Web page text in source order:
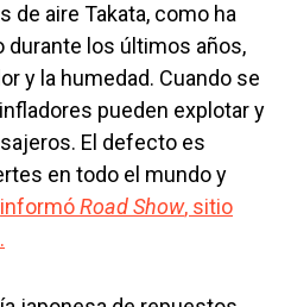
de aire Takata, como ha
durante los últimos años,
y la humedad. Cuando se
pueden explotar y
El defecto es
en todo el mundo y
informóRoad Show, sitio